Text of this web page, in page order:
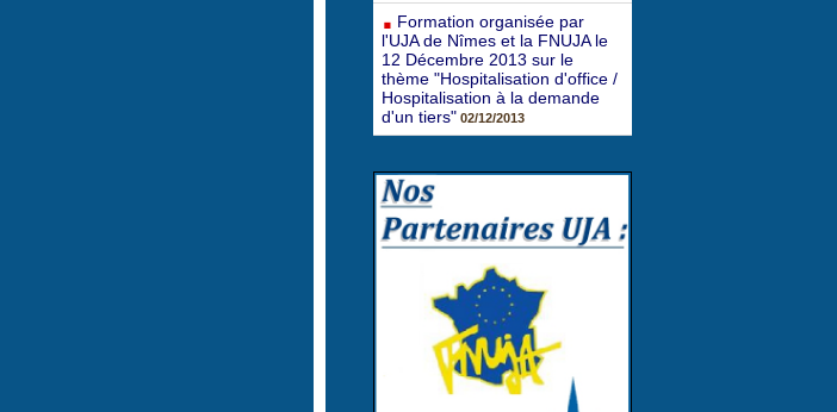
Formation organisée par
l'UJA de Nîmes et la FNUJA le
12 Décembre 2013 sur le
thème "Hospitalisation d'office /
Hospitalisation à la demande
d'un tiers" 02/12/2013